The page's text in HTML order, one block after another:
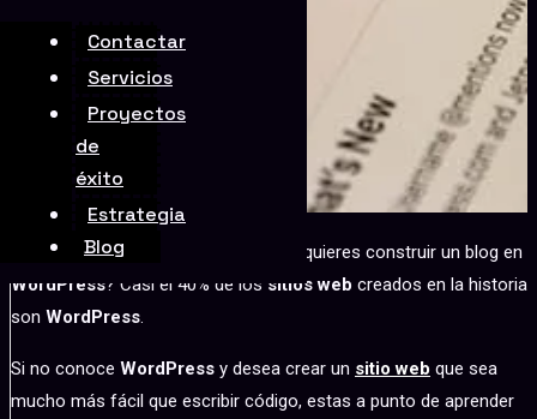
Contactar
Servicios
Proyectos
de
éxito
Estrategia
Blog
¿Aún no sabes qué es
y quieres construir un blog en
WordPress? Casi el 40% de los sitios web creados en la historia
son WordPress.
Si no conoce WordPress y desea crear un sitio web que sea
mucho más fácil que escribir código, estas a punto de aprender